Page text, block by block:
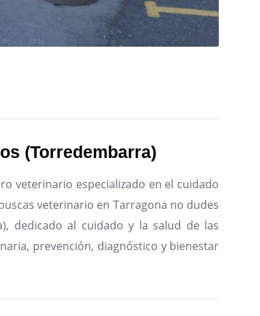
(Torredembarra)
veterinario especializado en el cuidado
veterinario en Tarragona no dudes
dedicado al cuidado y la salud de las
prevención, diagnóstico y bienestar